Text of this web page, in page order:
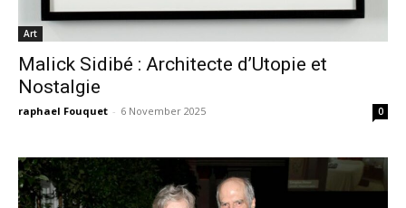
Art
Malick Sidibé : Architecte d’Utopie et
Nostalgie
raphael Fouquet - 6 November 2025 0